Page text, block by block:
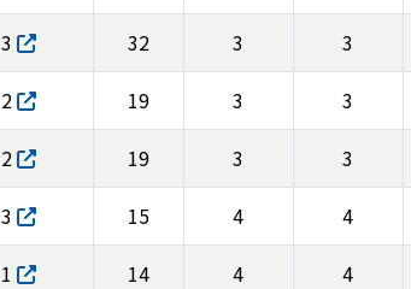
3 32 3 3
2 19 3 3
2 19 3 3
3 15 4 4
1 14 4 4